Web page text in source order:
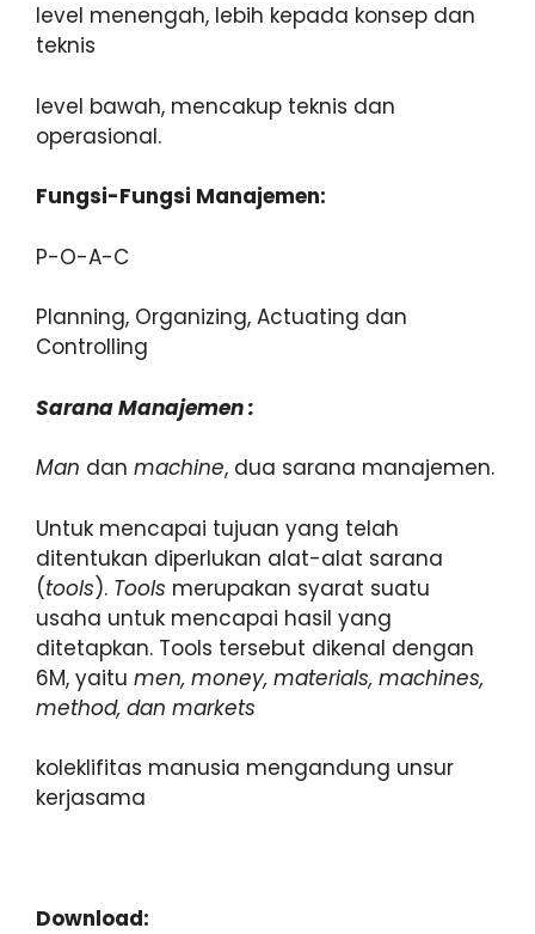
level menengah, lebih kepada konsep dan
teknis
level bawah, mencakup teknis dan
operasional.
Fungsi-Fungsi Manajemen:
P-O-A-C
Planning, Organizing, Actuating dan
Controlling
Sarana Manajemen :
Man dan machine, dua sarana manajemen.
Untuk mencapai tujuan yang telah
ditentukan diperlukan alat-alat sarana
(tools). Tools merupakan syarat suatu
usaha untuk mencapai hasil yang
ditetapkan. Tools tersebut dikenal dengan
6M, yaitu men, money, materials, machines,
method, dan markets
koleklifitas manusia mengandung unsur
kerjasama
Download: